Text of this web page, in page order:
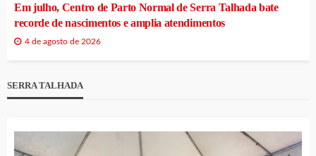
Em julho, Centro de Parto Normal de Serra Talhada bate
recorde de nascimentos e amplia atendimentos
4 de agosto de 2026
SERRA TALHADA